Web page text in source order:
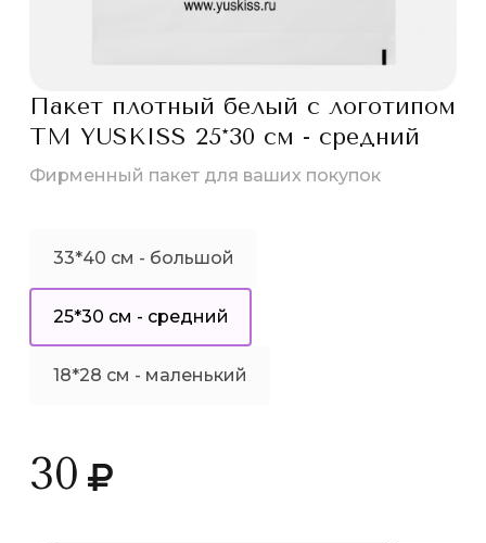
Пакет плотный белый с логотипом
ТМ YUSKISS 25*30 см - средний
Фирменный пакет для ваших покупок
33*40 см - большой
25*30 см - средний
18*28 см - маленький
30